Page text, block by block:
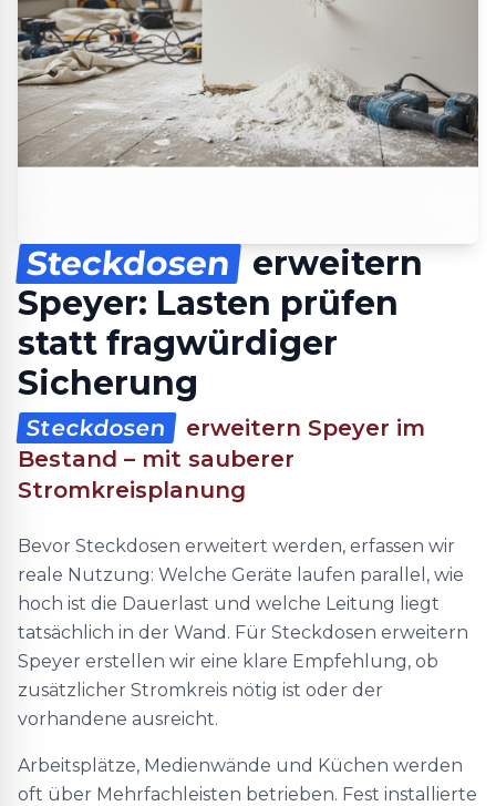
Steckdosen
erweitern
Speyer: Lasten prüfen
statt fragwürdiger
Sicherung
Steckdosen
erweitern Speyer im
Bestand – mit sauberer
Stromkreisplanung
Bevor Steckdosen erweitert werden, erfassen wir
reale Nutzung: Welche Geräte laufen parallel, wie
hoch ist die Dauerlast und welche Leitung liegt
tatsächlich in der Wand. Für Steckdosen erweitern
Speyer erstellen wir eine klare Empfehlung, ob
zusätzlicher Stromkreis nötig ist oder der
vorhandene ausreicht.
Arbeitsplätze, Medienwände und Küchen werden
oft über Mehrfachleisten betrieben. Fest installierte